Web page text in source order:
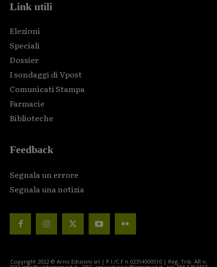
Link utili
Elezioni
Speciali
Dossier
I sondaggi di Vpost
Comunicati Stampa
Farmacie
Biblioteche
Feedback
Segnala un errore
Segnala una notizia
Copyright 2022 © Arno Edizioni srl | P.I./C.F n.02314000510 | Reg. Trib. AR n.